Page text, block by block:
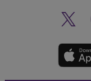
Twitter